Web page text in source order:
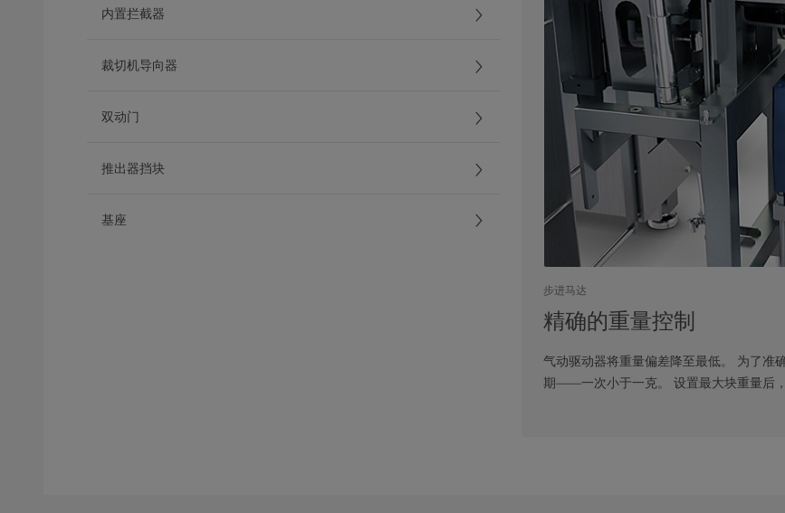
内置拦截器
裁切机导向器
双动门
推出器挡块
基座
步进马达
精确的重量控制
气动驱动器将重量偏差降至最低。 为了准
期——一次小于一克。 设置最大块重量后